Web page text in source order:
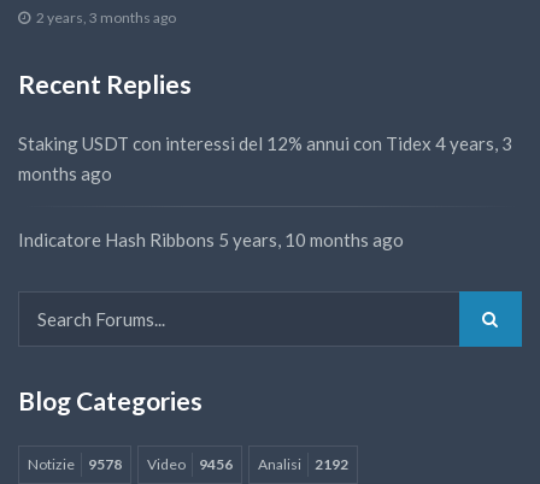
2 years, 3 months ago
Recent Replies
Staking USDT con interessi del 12% annui con Tidex 4 years, 3
months ago
Indicatore Hash Ribbons 5 years, 10 months ago
Blog Categories
Notizie 9578 Video 9456 Analisi 2192